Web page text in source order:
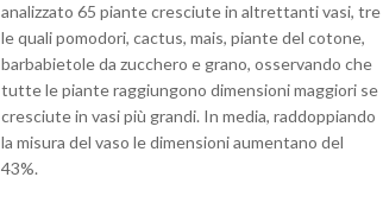
analizzato 65 piante cresciute in altrettanti vasi, tre
le quali pomodori, cactus, mais, piante del cotone,
barbabietole da zucchero e grano, osservando che
tutte le piante raggiungono dimensioni maggiori se
cresciute in vasi più grandi. In media, raddoppiando
la misura del vaso le dimensioni aumentano del
43%.